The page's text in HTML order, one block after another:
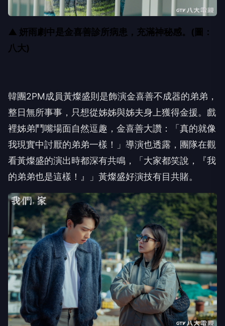
▲ 妍雨劇中是金喜善診所病患，充滿神秘感。(圖：
八大)
韓團2PM成員黃燦盛則是飾演金喜善不成器的弟弟，
整日無所事事，只想從姊姊與姊夫身上獲得金援。 戲
裡姊弟鬥嘴場面自然逗趣，金喜善大讚：「 真的就像
我現實中討厭的弟弟一樣！」導演也透露， 團隊在觀
看黃燦盛的演出時都深有共鳴，「大家都笑說，『我
的弟弟也是這樣！』」黃燦盛好演技有目共賭。